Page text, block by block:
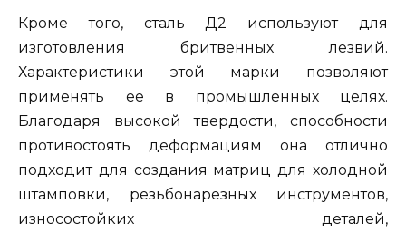
Кроме того, сталь Д2 используют для
изготовления бритвенных лезвий.
Характеристики этой марки позволяют
применять ее в промышленных целях.
Благодаря высокой твердости, способности
противостоять деформациям она отлично
подходит для создания матриц для холодной
штамповки, резьбонарезных инструментов,
износостойких деталей,